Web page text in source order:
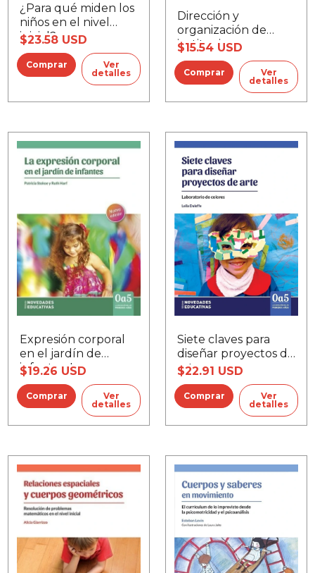
¿Para qué miden los
niños en el nivel
inicial?
$23.58 USD
Ver
detalles
Dirección y
organización de
instituciones para
niños pequeños
$15.54 USD
Ver
detalles
Expresión corporal
en el jardín de
infantes, La
$19.26 USD
Ver
detalles
Siete claves para
diseñar proyectos de
arte
$22.91 USD
Ver
detalles